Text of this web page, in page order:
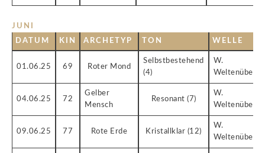
JUNI
DATUM
KIN ARCHETYP TON WELLE
01.06.25 69 Roter Mond
Selbstbestehend
(4)
W.
04.06.25 72
Gelber
Mensch
Resonant (7)
W.
09.06.25 77 Rote Erde Kristallklar (12)
W.